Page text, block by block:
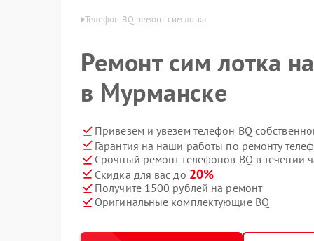
Телефон BQ ремонт сим лотка
Ремонт сим лотка
в Мурманске
Привезем и увезем телефон BQ
Гарантия на наши работы по ремонту
Срочный ремонт телефонов BQ в течении
Скидка для вас до 20%
Получите 1500 рублей на ремонт
Оригинальные комплектующие BQ